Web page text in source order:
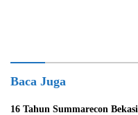
Baca Juga
16 Tahun Summarecon Bekasi